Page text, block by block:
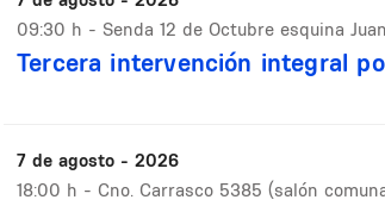
09:30 h - Senda 12 de Octubre esquina
Tercera intervención integral
7 de agosto - 2026
18:00 h - Cno. Carrasco 5385 (salón